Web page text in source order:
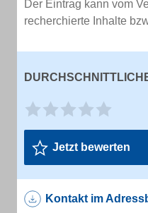
Der Eintrag kann vom
recherchierte Inhalte
Jetzt bewerten
Kontakt im